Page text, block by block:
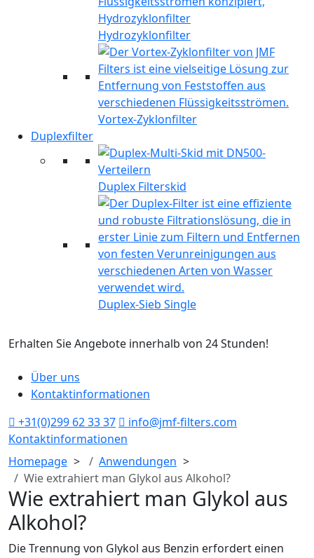
Hydrozyklonfilter
Vortex-Zyklonfilter
Duplexfilter
Duplex Filterskid
Duplex-Sieb Single
Erhalten Sie Angebote innerhalb von 24 Stunden!
Über uns
Kontaktinformationen
+31(0)299 62 33 37
info@jmf-filters.com
Kontaktinformationen
Homepage
Anwendungen
Wie extrahiert man Glykol aus Alkohol?
Wie extrahiert man Glykol aus
Alkohol?
Die Trennung von Glykol aus Benzin erfordert einen